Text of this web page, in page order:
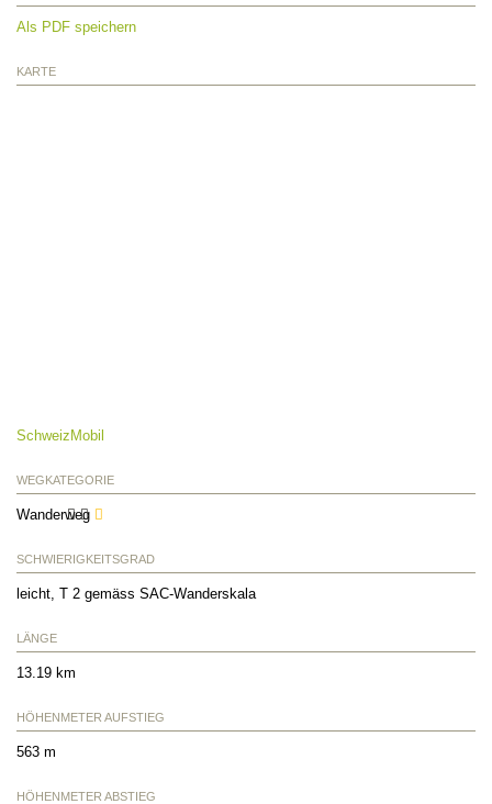
Als PDF speichern
KARTE
SchweizMobil
WEGKATEGORIE
Wanderweg
SCHWIERIGKEITSGRAD
leicht, T 2 gemäss SAC-Wanderskala
LÄNGE
13.19 km
HÖHENMETER AUFSTIEG
563 m
HÖHENMETER ABSTIEG